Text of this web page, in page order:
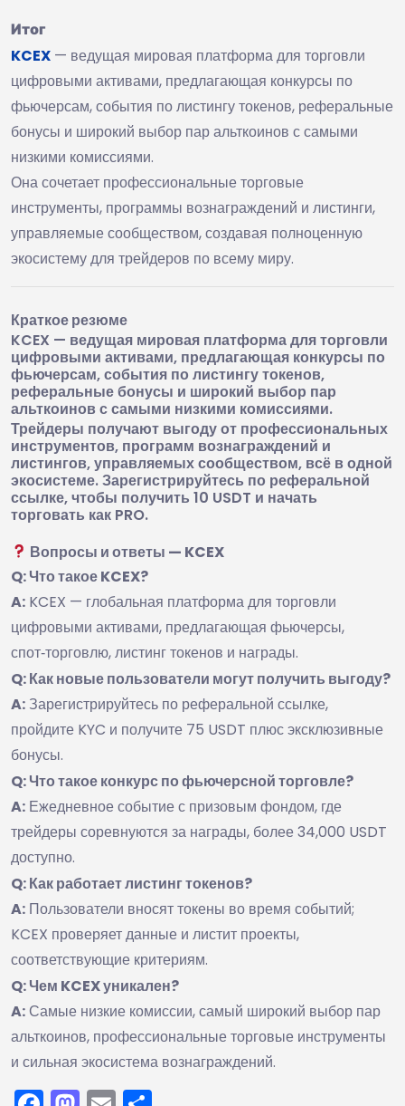
Итог
KCEX — ведущая мировая платформа для торговли
цифровыми активами, предлагающая конкурсы по
фьючерсам, события по листингу токенов, реферальные
бонусы и широкий выбор пар альткоинов с самыми
низкими комиссиями.
Она сочетает профессиональные торговые
инструменты, программы вознаграждений и листинги,
управляемые сообществом, создавая полноценную
экосистему для трейдеров по всему миру.
Краткое резюме
KCEX — ведущая мировая платформа для торговли
цифровыми активами, предлагающая конкурсы по
фьючерсам, события по листингу токенов,
реферальные бонусы и широкий выбор пар
альткоинов с самыми низкими комиссиями.
Трейдеры получают выгоду от профессиональных
инструментов, программ вознаграждений и
листингов, управляемых сообществом, всё в одной
экосистеме. Зарегистрируйтесь по реферальной
ссылке, чтобы получить 10 USDT и начать
торговать как PRO.
Вопросы и ответы — KCEX
Q: Что такое KCEX?
A: KCEX — глобальная платформа для торговли
цифровыми активами, предлагающая фьючерсы,
спот‑торговлю, листинг токенов и награды.
Q: Как новые пользователи могут получить выгоду?
A: Зарегистрируйтесь по реферальной ссылке,
пройдите KYC и получите 75 USDT плюс эксклюзивные
бонусы.
Q: Что такое конкурс по фьючерсной торговле?
A: Ежедневное событие с призовым фондом, где
трейдеры соревнуются за награды, более 34,000 USDT
доступно.
Q: Как работает листинг токенов?
A: Пользователи вносят токены во время событий;
KCEX проверяет данные и листит проекты,
соответствующие критериям.
Q: Чем KCEX уникален?
A: Самые низкие комиссии, самый широкий выбор пар
альткоинов, профессиональные торговые инструменты
и сильная экосистема вознаграждений.